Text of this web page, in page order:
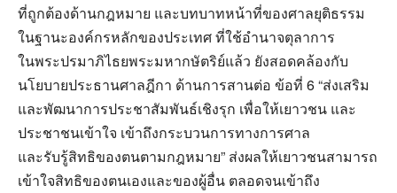
ที่ถูกต้องด้านกฎหมาย และบทบาทหน้าที่ของศาลยุติธรรม
ในฐานะองค์กรหลักของประเทศ ที่ใช้อำนาจตุลาการ
ในพระปรมาภิไธยพระมหากษัตริย์แล้ว ยังสอดคล้องกับ
นโยบายประธานศาลฎีกา ด้านการสานต่อ ข้อที่ 6 “ส่งเสริม
และพัฒนาการประชาสัมพันธ์เชิงรุก เพื่อให้เยาวชน และ
ประชาชนเข้าใจ เข้าถึงกระบวนการทางการศาล
และรับรู้สิทธิของตนตามกฎหมาย” ส่งผลให้เยาวชนสามารถ
เข้าใจสิทธิของตนเองและของผู้อื่น ตลอดจนเข้าถึง